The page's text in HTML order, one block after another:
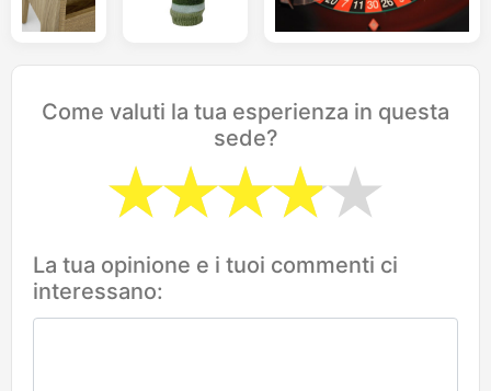
Come valuti la tua esperienza in questa
sede?
La tua opinione e i tuoi commenti ci
interessano: